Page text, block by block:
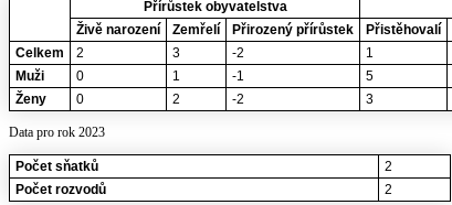
Přírůstek obyvatelstva
Živě narození Zemřelí Přirozený přírůstek Přistěhovalí
Celkem
2 3 -2 1
Muži
0 1 -1 5
Ženy
0 2 -2 3
Data pro rok 2023
Počet sňatků
2
Počet rozvodů
2